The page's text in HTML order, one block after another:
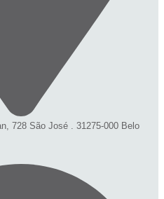
728 São José . 31275-000 Belo